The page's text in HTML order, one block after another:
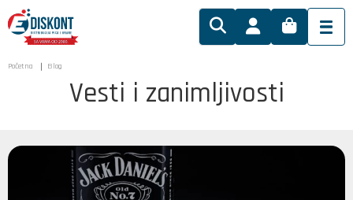
Početna Blog
Vesti i zanimljivosti